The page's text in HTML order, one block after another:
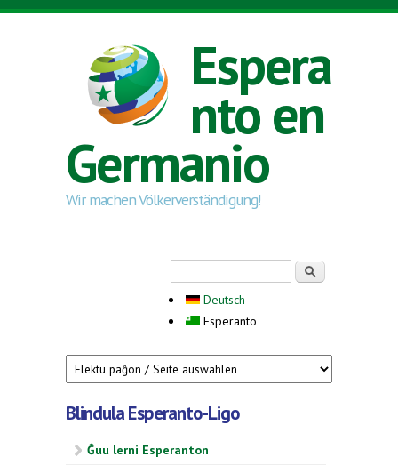
Skip to main content
Espera
nto en
Germanio
Wir machen Völkerverständigung!
Deutsch
Esperanto
Blindula Esperanto-Ligo
Ĝuu lerni Esperanton